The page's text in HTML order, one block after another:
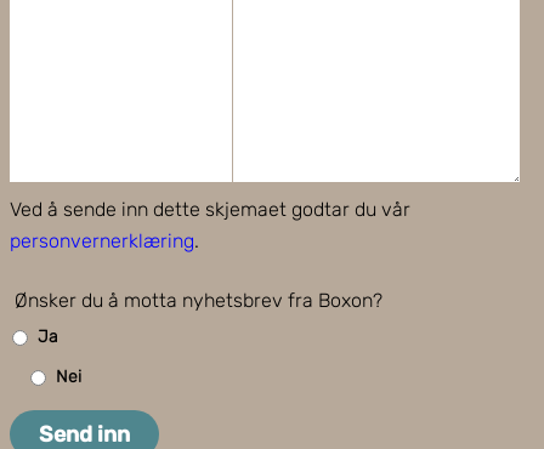
Ved å sende inn dette skjemaet godtar du vår
personvernerklæring.
Ønsker du å motta nyhetsbrev fra Boxon?
Ja
Nei
Send inn